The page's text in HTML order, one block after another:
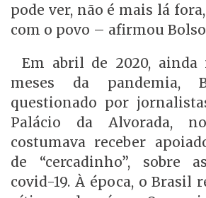
pode ver, não é mais lá
com o povo – afirmou
Em abril de 2020, ainda
meses da pandemia,
questionado por
Palácio da Alvorada,
costumava receber
de “cercadinho”, sobre
covid-19. À época, o Brasil